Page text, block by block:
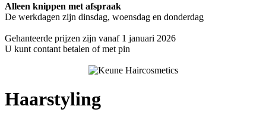
Alleen knippen met afspraak
De werkdagen zijn dinsdag, woensdag en donderdag
Gehanteerde prijzen zijn vanaf 1 januari 2026
U kunt contant betalen of met pin
Haarstyling